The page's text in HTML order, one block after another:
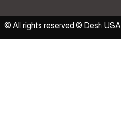
© All rights reserved © Desh USA